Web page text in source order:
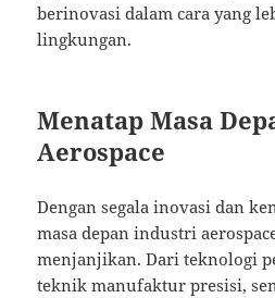
berinovasi dalam cara yang
lingkungan.
Menatap Masa
Aerospace
Dengan segala inovasi dan
masa depan industri
menjanjikan. Dari teknologi
teknik manufaktur presisi,